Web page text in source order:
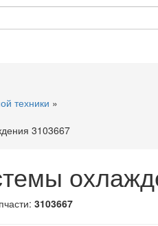
техники »
3103667
3103667